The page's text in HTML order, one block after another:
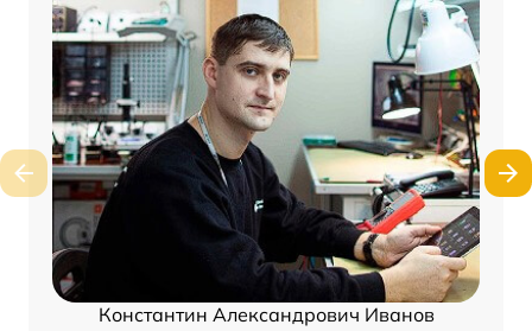
Константин Александрович Иванов